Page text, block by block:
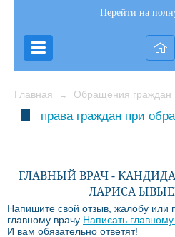
Перейти на
Главная → Обращения граждан
права граждан при
ГЛАВНЫЙ ВРАЧ -
ЛАРИСА
Напишите свой отзыв, жалобу или
главному врачу Написать
И вам обязательно ответят!